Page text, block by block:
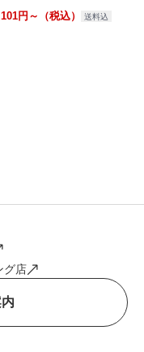
円～（税込） 送料込
グ店